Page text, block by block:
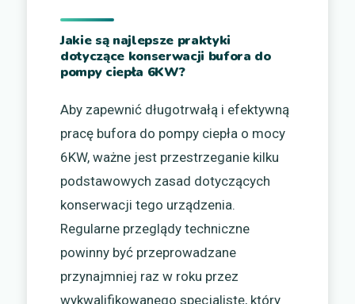
Jakie są najlepsze praktyki
dotyczące konserwacji bufora do
pompy ciepła 6KW?
Aby zapewnić długotrwałą i efektywną
pracę bufora do pompy ciepła o mocy
6KW, ważne jest przestrzeganie kilku
podstawowych zasad dotyczących
konserwacji tego urządzenia.
Regularne przeglądy techniczne
powinny być przeprowadzane
przynajmniej raz w roku przez
wykwalifikowanego specjalistę, który